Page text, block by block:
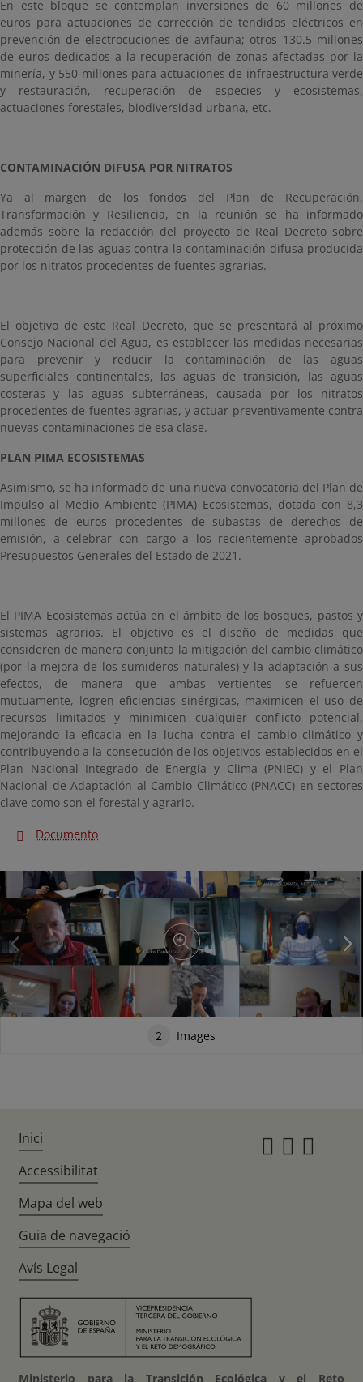
En este bloque se contemplan inversiones de 60 millones de
euros para actuaciones de corrección de tendidos eléctricos en
prevención de electrocuciones de avifauna; otros 130.5 millones
de euros dedicados a la recuperación de zonas afectadas por la
minería, y 550 millones para actuaciones de infraestructura verde
y restauración, recuperación de especies y ecosistemas,
actuaciones forestales, biodiversidad urbana, etc.
CONTAMINACIÓN DIFUSA POR NITRATOS
Ya al margen de los fondos del Plan de Recuperación,
Transformación y Resiliencia, en la reunión se ha informado
además sobre la redacción del proyecto de Real Decreto sobre
protección de las aguas contra la contaminación difusa producida
por los nitratos procedentes de fuentes agrarias.
El objetivo de este Real Decreto, que se presentará al próximo
Consejo Nacional del Agua, es establecer las medidas necesarias
para prevenir y reducir la contaminación de las aguas
superficiales continentales, las aguas de transición, las aguas
costeras y las aguas subterráneas, causada por los nitratos
procedentes de fuentes agrarias, y actuar preventivamente contra
nuevas contaminaciones de esa clase.
PLAN PIMA ECOSISTEMAS
Asimismo, se ha informado de una nueva convocatoria del Plan de
Impulso al Medio Ambiente (PIMA) Ecosistemas, dotada con 8,3
millones de euros procedentes de subastas de derechos de
emisión, a celebrar con cargo a los recientemente aprobados
Presupuestos Generales del Estado de 2021.
El PIMA Ecosistemas actúa en el ámbito de los bosques, pastos y
sistemas agrarios. El objetivo es el diseño de medidas que
consideren de manera conjunta la mitigación del cambio climático
(por la mejora de los sumideros naturales) y la adaptación a sus
efectos, de manera que ambas vertientes se refuercen
mutuamente, logren eficiencias sinérgicas, maximicen el uso de
recursos limitados y minimicen cualquier conflicto potencial,
mejorando la eficacia en la lucha contra el cambio climático y
contribuyendo a la consecución de los objetivos establecidos en el
Plan Nacional Integrado de Energía y Clima (PNIEC) y el Plan
Nacional de Adaptación al Cambio Climático (PNACC) en sectores
clave como son el forestal y agrario.
Documento
2 Images
Inici
Accessibilitat
Mapa del web
Guia de navegació
Avís Legal
Ministerio para la Transición Ecológica y el Reto